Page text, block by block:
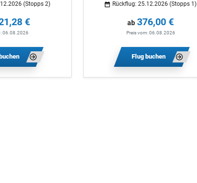
(Stopps 2)
€
06.08.2026
Rückflug: 25.12.2026 (Stopps 1)
ab 376,00 €
Preis vom: 06.08.2026
Flug buchen